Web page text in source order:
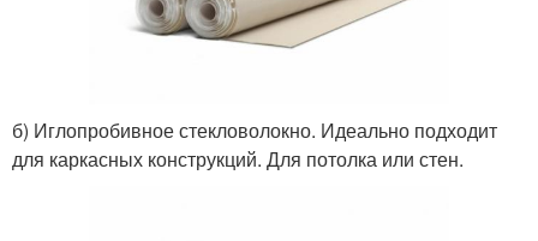
б) Иглопробивное стекловолокно. Идеально подходит
для каркасных конструкций. Для потолка или стен.